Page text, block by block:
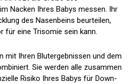
Nacken Ihres Babys messen. Ihr
des Nasenbeins beurteilen,
für eine Trisomie sein kann.
mit Ihren Blutergebnissen und dem
Sie werden alle zusammen
Risiko Ihres Babys für Down-